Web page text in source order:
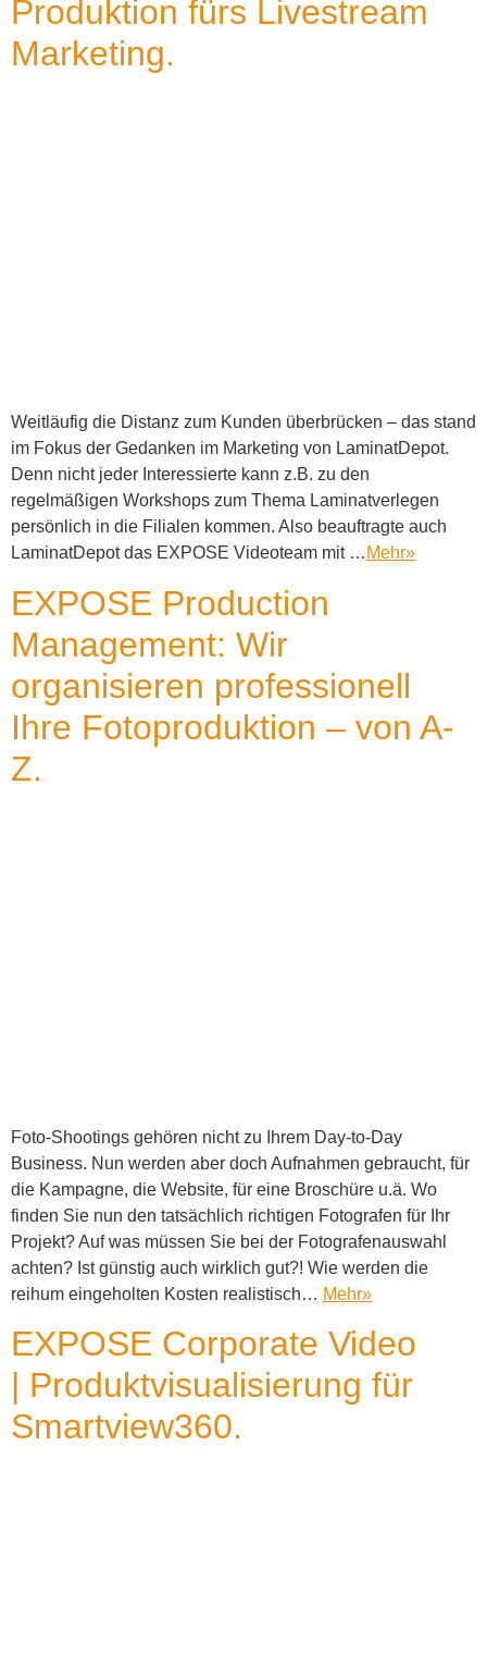
Produktion fürs Livestream
Marketing.
Weitläufig die Distanz zum Kunden überbrücken – das stand
im Fokus der Gedanken im Marketing von LaminatDepot.
Denn nicht jeder Interessierte kann z.B. zu den
regelmäßigen Workshops zum Thema Laminatverlegen
persönlich in die Filialen kommen. Also beauftragte auch
LaminatDepot das EXPOSE Videoteam mit … Mehr»
EXPOSE Production
Management: Wir
organisieren professionell
Ihre Fotoproduktion – von A-
Z.
Foto-Shootings gehören nicht zu Ihrem Day-to-Day
Business. Nun werden aber doch Aufnahmen gebraucht, für
die Kampagne, die Website, für eine Broschüre u.ä. Wo
finden Sie nun den tatsächlich richtigen Fotografen für Ihr
Projekt? Auf was müssen Sie bei der Fotografenauswahl
achten? Ist günstig auch wirklich gut?! Wie werden die
reihum eingeholten Kosten realistisch… Mehr»
EXPOSE Corporate Video
| Produktvisualisierung für
Smartview360.